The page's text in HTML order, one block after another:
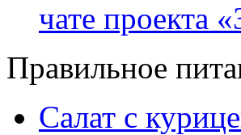
чате проекта
Правильное
Салат с